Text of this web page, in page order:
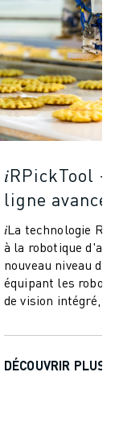
𝑖RPickTool
ligne avancé
𝑖La technologie
à la robotique
nouveau niveau
équipant les
de vision intégré,
DÉCOUVRIR PLUS